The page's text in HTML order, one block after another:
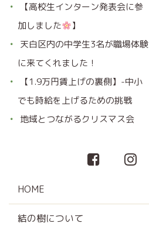
【高校生インターン発表会に参
加しました
】
天白区内の中学生3名が職場体験
に来てくれました！
【1.9万円賃上げの裏側】-中小
でも時給を上げるための挑戦
地域とつながるクリスマス会
HOME
結の樹について